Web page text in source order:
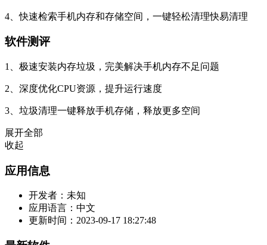
4、快速检索手机内存和存储空间，一键轻松清理快易清理
软件测评
1、极速安装内存垃圾，完美解决手机内存不足问题
2、深度优化CPU资源，提升运行速度
3、垃圾清理一键释放手机存储，释放更多空间
展开全部
收起
应用信息
开发者： 未知
应用语言： 中文
更新时间： 2023-09-17 18:27:48